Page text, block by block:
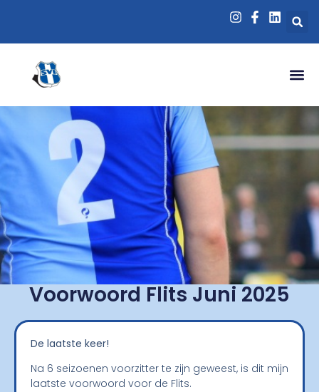
Voorwoord Flits Juni 2025
De laatste keer!
Na 6 seizoenen voorzitter te zijn geweest, is dit mijn
laatste voorwoord voor de Flits.